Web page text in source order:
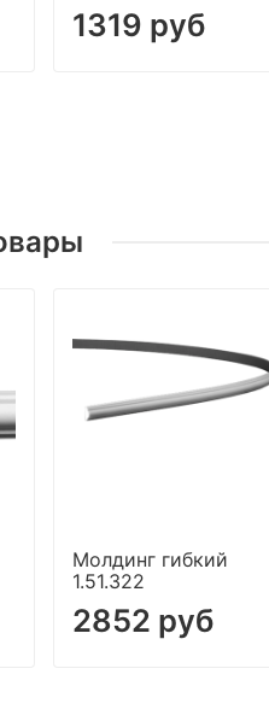
1319 руб
Молдинг гибкий
1.51.322
2852 руб